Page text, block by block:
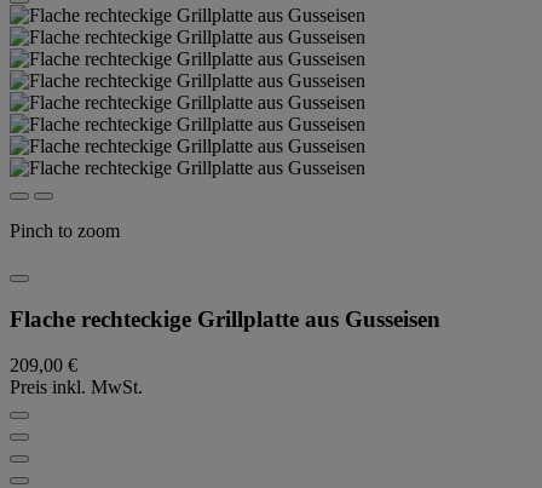
Pinch to zoom
Flache rechteckige Grillplatte aus Gusseisen
209,00 €
Preis inkl. MwSt.